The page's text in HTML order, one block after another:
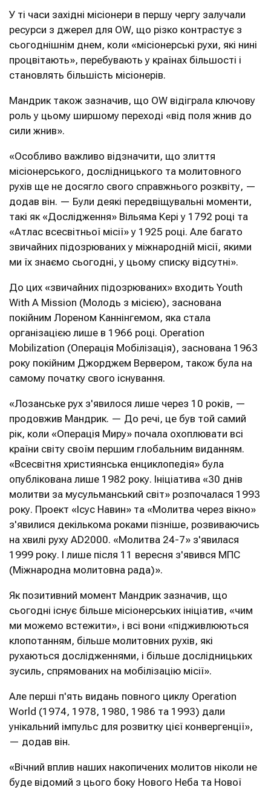
У ті часи західні місіонери в першу чергу залучали
ресурси з джерел для OW, що різко контрастує з
сьогоднішнім днем, коли «місіонерські рухи, які нині
процвітають», перебувають у країнах більшості і
становлять більшість місіонерів.
Мандрик також зазначив, що OW відіграла ключову
роль у цьому ширшому переході «від поля жнив до
сили жнив».
«Особливо важливо відзначити, що злиття
місіонерського, дослідницького та молитовного
рухів ще не досягло свого справжнього розквіту, —
додав він. — Були деякі передвіщувальні моменти,
такі як «Дослідження» Вільяма Кері у 1792 році та
«Атлас всесвітньої місії» у 1925 році. Але багато
звичайних підозрюваних у міжнародній місії, якими
ми їх знаємо сьогодні, у цьому списку відсутні».
До цих «звичайних підозрюваних» входить Youth
With A Mission (Молодь з місією), заснована
покійним Лореном Каннінгемом, яка стала
організацією лише в 1966 році. Operation
Mobilization (Операція Мобілізація), заснована 1963
року покійним Джорджем Вервером, також була на
самому початку свого існування.
«Лозанське рух з'явилося лише через 10 років, —
продовжив Мандрик. — До речі, це був той самий
рік, коли «Операція Миру» почала охоплювати всі
країни світу своїм першим глобальним виданням.
«Всесвітня християнська енциклопедія» була
опублікована лише 1982 року. Ініціатива «30 днів
молитви за мусульманський світ» розпочалася 1993
року. Проект «Ісус Навин» та «Молитва через вікно»
з'явилися декількома роками пізніше, розвиваючись
на хвилі руху AD2000. «Молитва 24-7» з'явилася
1999 року. І лише після 11 вересня з'явився МПС
(Міжнародна молитовна рада)».
Як позитивний момент Мандрик зазначив, що
сьогодні існує більше місіонерських ініціатив, «чим
ми можемо встежити», і всі вони «підживлюються
клопотанням, більше молитовних рухів, які
рухаються дослідженнями, і більше дослідницьких
зусиль, спрямованих на мобілізацію місії».
Але перші п'ять видань повного циклу Operation
World (1974, 1978, 1980, 1986 та 1993) дали
унікальний імпульс для розвитку цієї конвергенції»,
— додав він.
«Вічний вплив наших накопичених молитов ніколи не
буде відомий з цього боку Нового Неба та Нової